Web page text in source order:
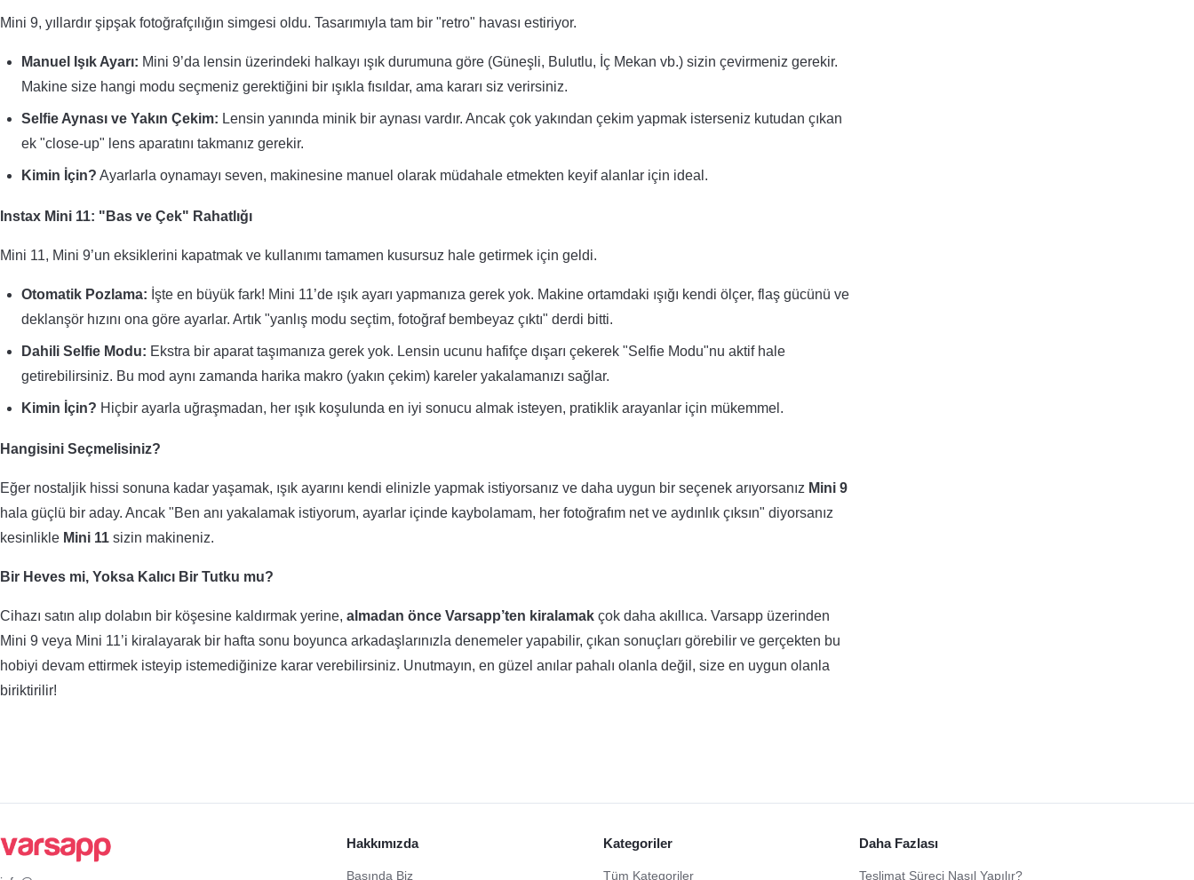
Mini 9, yıllardır şipşak fotoğrafçılığın simgesi oldu. Tasarımıyla tam bir "retro" havası estiriyor.
Manuel Işık Ayarı: Mini 9’da lensin üzerindeki halkayı ışık durumuna göre (Güneşli, Bulutlu, İç Mekan vb.) sizin çevirmeniz gerekir.
Makine size hangi modu seçmeniz gerektiğini bir ışıkla fısıldar, ama kararı siz verirsiniz.
Selfie Aynası ve Yakın Çekim: Lensin yanında minik bir aynası vardır. Ancak çok yakından çekim yapmak isterseniz kutudan çıkan
ek "close-up" lens aparatını takmanız gerekir.
Kimin İçin? Ayarlarla oynamayı seven, makinesine manuel olarak müdahale etmekten keyif alanlar için ideal.
Instax Mini 11: "Bas ve Çek" Rahatlığı
Mini 11, Mini 9’un eksiklerini kapatmak ve kullanımı tamamen kusursuz hale getirmek için geldi.
Otomatik Pozlama: İşte en büyük fark! Mini 11’de ışık ayarı yapmanıza gerek yok. Makine ortamdaki ışığı kendi ölçer, flaş gücünü ve
deklanşör hızını ona göre ayarlar. Artık "yanlış modu seçtim, fotoğraf bembeyaz çıktı" derdi bitti.
Dahili Selfie Modu: Ekstra bir aparat taşımanıza gerek yok. Lensin ucunu hafifçe dışarı çekerek "Selfie Modu"nu aktif hale
getirebilirsiniz. Bu mod aynı zamanda harika makro (yakın çekim) kareler yakalamanızı sağlar.
Kimin İçin? Hiçbir ayarla uğraşmadan, her ışık koşulunda en iyi sonucu almak isteyen, pratiklik arayanlar için mükemmel.
Hangisini Seçmelisiniz?
Eğer nostaljik hissi sonuna kadar yaşamak, ışık ayarını kendi elinizle yapmak istiyorsanız ve daha uygun bir seçenek arıyorsanız Mini 9
hala güçlü bir aday. Ancak "Ben anı yakalamak istiyorum, ayarlar içinde kaybolamam, her fotoğrafım net ve aydınlık çıksın" diyorsanız
kesinlikle Mini 11 sizin makineniz.
Bir Heves mi, Yoksa Kalıcı Bir Tutku mu?
Cihazı satın alıp dolabın bir köşesine kaldırmak yerine, almadan önce Varsapp’ten kiralamak çok daha akıllıca. Varsapp üzerinden
Mini 9 veya Mini 11’i kiralayarak bir hafta sonu boyunca arkadaşlarınızla denemeler yapabilir, çıkan sonuçları görebilir ve gerçekten bu
hobiyi devam ettirmek isteyip istemediğinize karar verebilirsiniz. Unutmayın, en güzel anılar pahalı olanla değil, size en uygun olanla
biriktirilir!
Hakkımızda
Basında Biz
Kategoriler
Tüm Kategoriler
Daha Fazlası
Teslimat Süreci Nasıl Yapılır?